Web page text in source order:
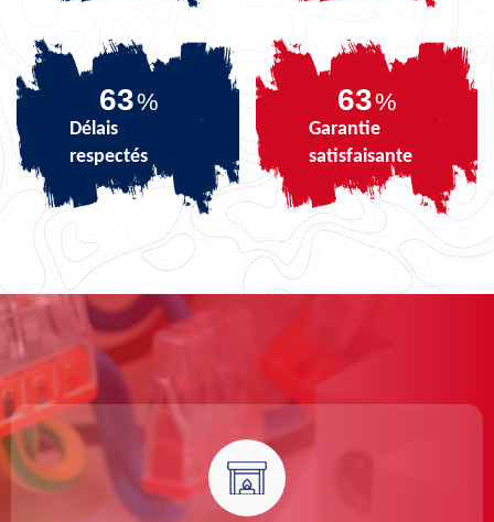
79%
Délais
respectés
79%
Garantie
satisfaisante